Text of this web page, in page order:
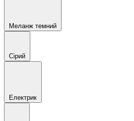
Меланж темний
Сірий
Електрик